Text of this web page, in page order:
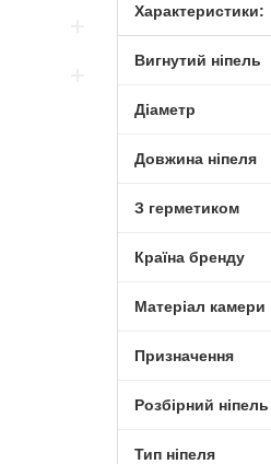
Характеристики:
Вигнутий ніпель
Діаметр
Довжина ніпеля
З герметиком
Країна бренду
Матеріал камери
Призначення
Розбірний ніпель
Тип ніпеля